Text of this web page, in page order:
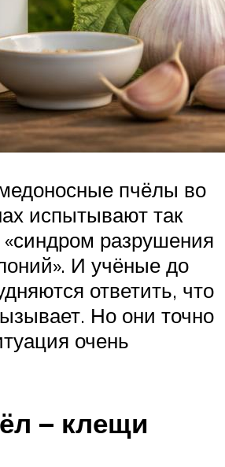
пчёлы во
испытывают так
разрушения
И учёные до
ответить, что
Но они точно
очень
– клещи